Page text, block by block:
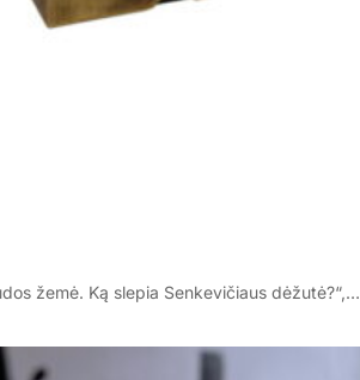
žemė. Ką slepia Senkevičiaus dėžutė?“,…